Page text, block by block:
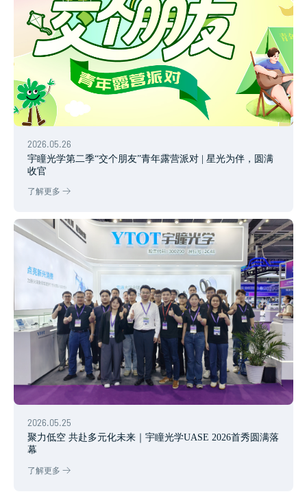
2026.05.26
宇瞳光学第二季“交个朋友”青年露营派对 | 星光为伴，圆满
收官
了解更多
2026.05.25
聚力低空 共赴多元化未来｜宇瞳光学UASE 2026首秀圆满落
幕
了解更多